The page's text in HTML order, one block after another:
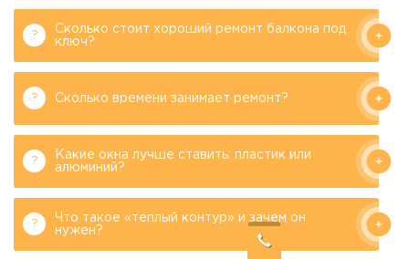
Сколько стоит хороший ремонт балкона под
ключ?
Филипков А.М.
Сколько времени занимает ремонт?
Какие окна лучше ставить: пластик или
алюминий?
Что такое «теплый контур» и зачем он
нужен?